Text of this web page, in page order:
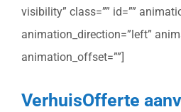
visibility” class=”” id=””
animation_direction=”left”
animation_offset=””]
VerhuisOfferte